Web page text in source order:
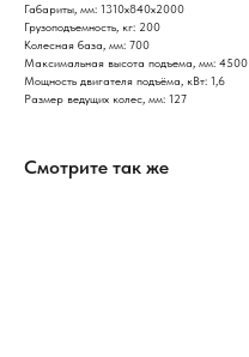
Габариты, мм: 1310х840х2000
Грузоподъемность, кг: 200
Колесная база, мм: 700
Максимальная высота подъема, мм: 4500
Мощность двигателя подъёма, кВт: 1,6
Размер ведущих колес, мм: 127
Смотрите так же